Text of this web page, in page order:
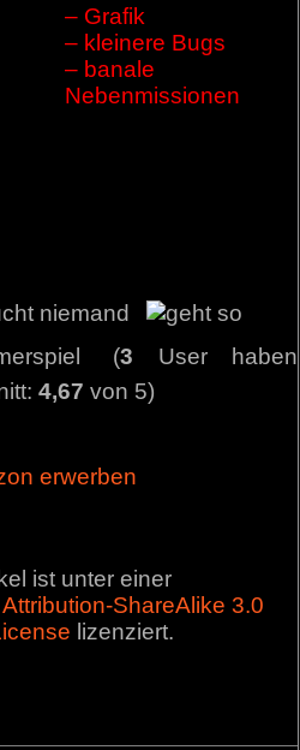
– Grafik
– kleinere Bugs
– banale
Nebenmissionen
(3 User haben
4,67 von 5)
erwerben
ist unter einer
ShareAlike 3.0
lizenziert.